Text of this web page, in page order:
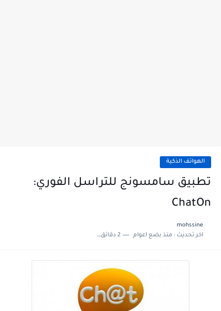
الهواتف الذكية
تطبيق سامسونج للتراسل الفوري:
ChatOn
mohssine
اخر تحديث :منذ بضع اعوام 2 دقائق للقراءة